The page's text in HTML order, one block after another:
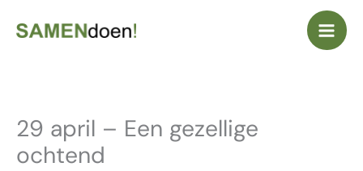
naar
29 april – Een gezellige
ochtend